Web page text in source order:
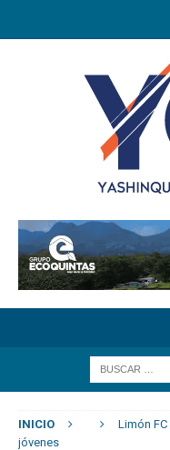
INICIO
Limón
jóvenes